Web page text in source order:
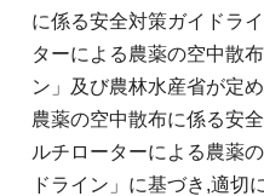
に係る安全対策ガイドラ
ターによる農薬の空中散
ン」及び農林水産省が定
農薬の空中散布に係る安
ルチローターによる農薬
ドライン」に基づき,適切